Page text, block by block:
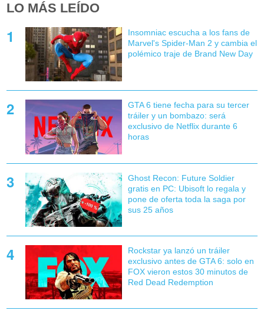
LO MÁS LEÍDO
Insomniac escucha a los fans de
Marvel's Spider-Man 2 y cambia el
polémico traje de Brand New Day
GTA 6 tiene fecha para su tercer
tráiler y un bombazo: será
exclusivo de Netflix durante 6
horas
Ghost Recon: Future Soldier
gratis en PC: Ubisoft lo regala y
pone de oferta toda la saga por
sus 25 años
Rockstar ya lanzó un tráiler
exclusivo antes de GTA 6: solo en
FOX vieron estos 30 minutos de
Red Dead Redemption